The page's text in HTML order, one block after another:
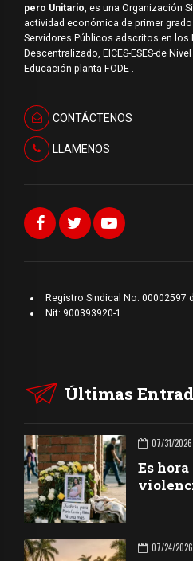
pero Unitario, es una Organización
actividad económica de primer
Servidores Públicos adscritos en los
Descentralizado, EICES-ESES-de
Educación planta FODE .
CONTÁCTENOS
LLAMENOS
Registro Sindical No. 00002597
Nit: 900393920-1
Últimas
07/31/2026
Es
07/24/2026